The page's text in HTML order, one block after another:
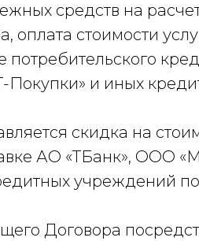
средств на
оплата стоимости
потребительского
и иных
скидка на
АО «ТБанк», ООО
учреждений
Договора